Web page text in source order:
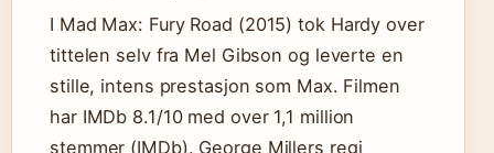
I Mad Max: Fury Road (2015) tok Hardy over
tittelen selv fra Mel Gibson og leverte en
stille, intens prestasjon som Max. Filmen
har IMDb 8.1/10 med over 1,1 million
stemmer (IMDb). George Millers regi